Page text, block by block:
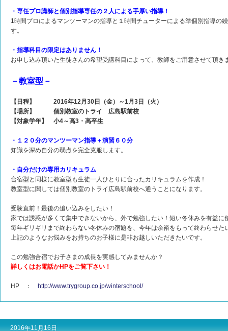
・専任プロ講師と個別指導専任の２人による手厚い指導！
1時間プロによるマンツーマンの指導と１時間チューターによる準個別指導の
す。
・指導科目の限定はありません！
お申し込み頂いた生徒さんの希望受講科目によって、教師をご用意させて頂き
－教室型－
【日程】 2016年12月30日（金）～1月3日（火）
【場所】 個別教室のトライ 広島駅前校
【対象学年】 小4～高3・高卒生
・１２０分のマンツーマン指導＋演習６０分
知識を深め自分の弱点を完全克服します。
・自分だけの専用カリキュラム
合宿型と同様に教室型も生徒一人ひとりに合ったカリキュラムを作成！
教室型に関しては個別教室のトライ広島駅前校へ通うことになります。
受験直前！最後の追い込みをしたい！
家では誘惑が多くて集中できないから、外で勉強したい！短い冬休みを有益に
毎年ギリギリまで終わらない冬休みの宿題を、今年は余裕をもって終わらせた
上記のようなお悩みをお持ちのお子様に是非お越しいただきたいです。
この勉強合宿でお子さまの成長を実感してみませんか？
詳しくはお電話かHPをご覧下さい！
HP ： http://www.trygroup.co.jp/winterschool/
2016年11月16日